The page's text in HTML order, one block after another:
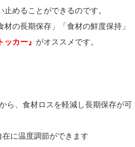
めることができるのです。
材の長期保存」「食材の鮮度保持」
ッカー』 がオススメです。
ら、食材ロスを軽減し長期保存が可
在に温度調節ができます